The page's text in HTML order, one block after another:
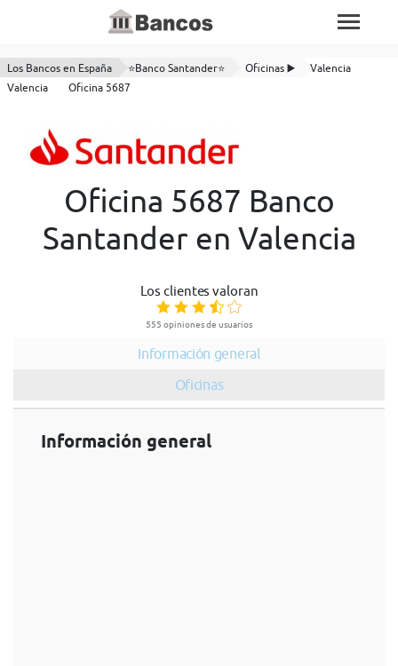
Los Bancos en España ⭐Banco Santander⭐ Oficinas ▶️
Valencia
Valencia
Oficina 5687
Oficina 5687 Banco
Santander en Valencia
Los clientes valoran
555 opiniones de usuarios
Información general
Oficinas
Información general